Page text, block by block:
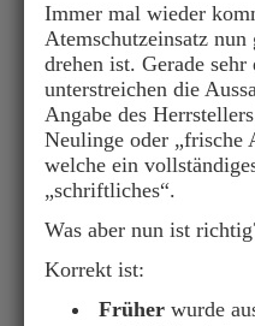
Immer mal wieder
Atemschutzeinsatz
drehen ist. Gerade
unterstreichen die
Angabe des
Neulinge oder „frische
welche ein
„schriftliches“.
Was aber nun ist
Korrekt ist:
Früher wurde